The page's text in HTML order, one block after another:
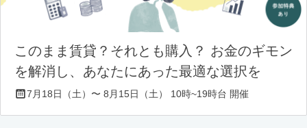
このまま賃貸？それとも購入？ お金のギモン
を解消し、あなたにあった最適な選択を
7月18日（土）〜 8月15日（土） 10時~19時台 開催